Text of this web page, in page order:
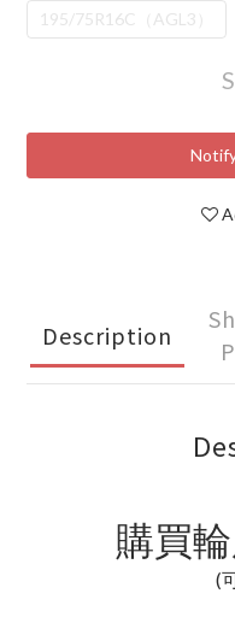
195/75R16C（AGL3）
Description
購買
(